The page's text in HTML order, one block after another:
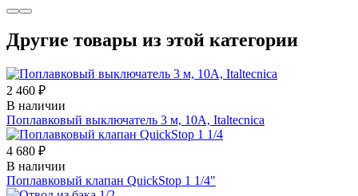
Другие товары из этой категории
2 460 ₽
В наличии
Поплавковый выключатель 3 м, 10А, Italtecnica
4 680 ₽
В наличии
Поплавковый клапан QuickStop 1 1/4"